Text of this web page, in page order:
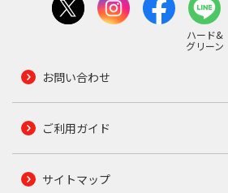
ハード&
グリーン
お問い合わせ
ご利用ガイド
サイトマップ